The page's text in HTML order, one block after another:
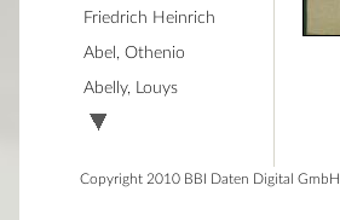
Friedrich Heinrich
Abel, Othenio
Abelly, Louys
Copyright 2010 BBI Daten Digital GmbH